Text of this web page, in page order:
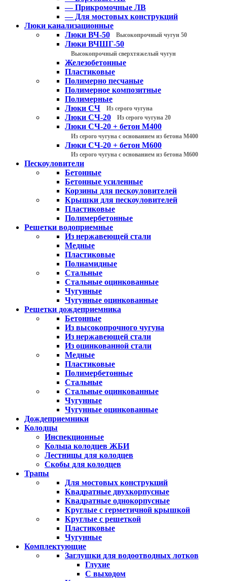
— Прикромочные ЛВ
— Для мостовых конструкций
Люки канализационные
Люки ВЧ-50
Высокопрочный чугун 50
Люки ВЧШГ-50
Высокопрочный сверхтяжелый чугун
Железобетонные
Пластиковые
Полимерно песчаные
Полимерное композитные
Полимерные
Люки СЧ
Из серого чугуна
Люки СЧ-20 Из серого чугуна 20
Люки СЧ-20 + бетон М400
Из серого чугуна с основанием из бетона М400
Люки СЧ-20 + бетон М600
Из серого чугуна с основанием из бетона М600
Пескоуловители
Бетонные
Бетонные усиленные
Корзины для пескоуловителей
Крышки для пескоуловителей
Пластиковые
Полимербетонные
Решетки водоприемные
Из нержавеющей стали
Медные
Пластиковые
Полиамидные
Стальные
Стальные оцинкованные
Чугунные
Чугунные оцинкованные
Решетки дождеприемника
Бетонные
Из высокопрочного чугуна
Из нержавеющей стали
Из оцинкованной стали
Медные
Пластиковые
Полимербетонные
Стальные
Стальные оцинкованные
Чугунные
Чугунные оцинкованные
Дождеприемники
Колодцы
Инспекционные
Кольца колодцев ЖБИ
Лестницы для колодцев
Скобы для колодцев
Трапы
Для мостовых конструкций
Квадратные двухкорпусные
Квадратные однокорпусные
Круглые с герметичной крышкой
Круглые с решеткой
Пластиковые
Чугунные
Комплектующие
Заглушки для водоотводных лотков
Глухие
С выходом